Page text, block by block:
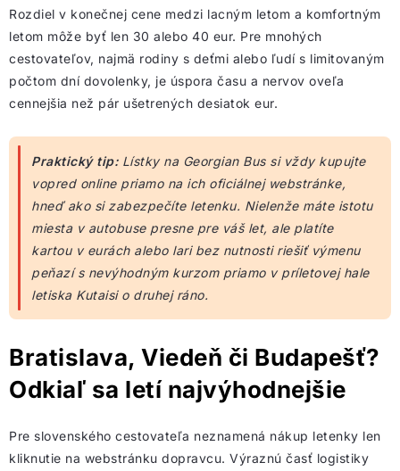
Rozdiel v konečnej cene medzi lacným letom a komfortným
letom môže byť len 30 alebo 40 eur. Pre mnohých
cestovateľov, najmä rodiny s deťmi alebo ľudí s limitovaným
počtom dní dovolenky, je úspora času a nervov oveľa
cennejšia než pár ušetrených desiatok eur.
Praktický tip:Lístky na Georgian Bus si vždy kupujte
vopred online priamo na ich oficiálnej webstránke,
hneď ako si zabezpečíte letenku. Nielenže máte istotu
miesta v autobuse presne pre váš let, ale platíte
kartou v eurách alebo lari bez nutnosti riešiť výmenu
peňazí s nevýhodným kurzom priamo v príletovej hale
letiska Kutaisi o druhej ráno.
Bratislava, Viedeň či Budapešť?
Odkiaľ sa letí najvýhodnejšie
Pre slovenského cestovateľa neznamená nákup letenky len
kliknutie na webstránku dopravcu. Výraznú časť logistiky